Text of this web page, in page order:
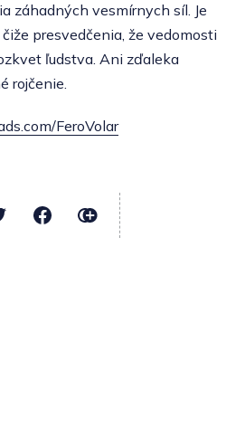
záhadných vesmírnych síl. Je
presvedčenia, že vedomosti
ľudstva. Ani zďaleka
rojčenie.
FeroVolar